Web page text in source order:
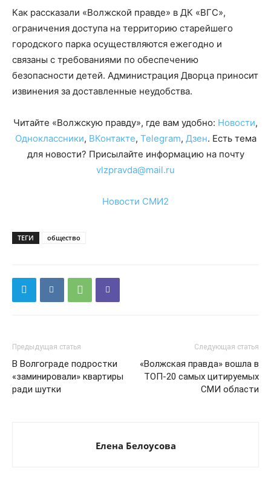
Как рассказали «Волжской правде» в ДК «ВГС»,
ограничения доступа на территорию старейшего
городского парка осуществляются ежегодно и
связаны с требованиями по обеспечению
безопасности детей. Администрация Дворца приносит
извинения за доставленные неудобства.
Читайте «Волжскую правду», где вам удобно: Новости,
Одноклассники, ВКонтакте, Telegram, Дзен. Есть тема
для новости? Присылайте информацию на почту
vlzpravda@mail.ru
Новости СМИ2
ТЕГИ общество
Предыдущая статья
В Волгограде подростки
«заминировали» квартиры
ради шутки
Следующая статья
«Волжская правда» вошла в
ТОП-20 самых цитируемых
СМИ области
Елена Белоусова